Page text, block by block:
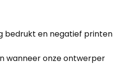
bedrukt en negatief printen
wanneer onze ontwerper